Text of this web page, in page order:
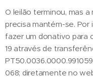
O leilão terminou, mas
precisa mantém-se. Por
fazer um donativo para
19 através de
068; diretamente no